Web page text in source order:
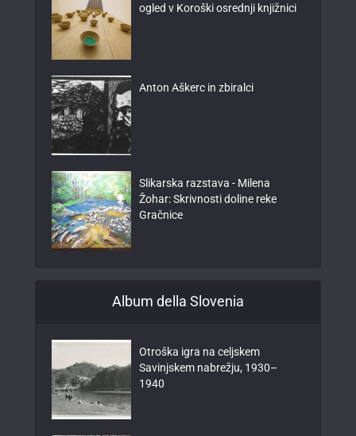
ogled v Koroški osrednji knjižnici
Anton Aškerc in zbiralci
Slikarska razstava - Milena
Žohar: Skrivnosti doline reke
Gračnice
Album della Slovenia
Otroška igra na celjskem
Savinjskem nabrežju, 1930–
1940